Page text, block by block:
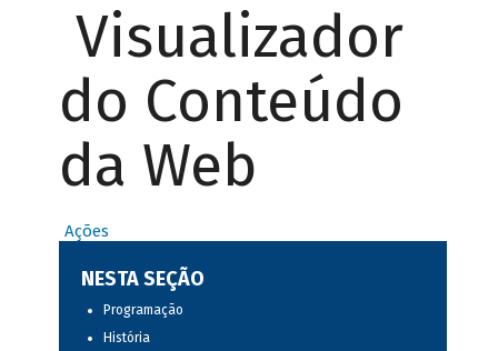
Visualizador
do Conteúdo
da Web
Ações
NESTA SEÇÃO
Programação
História